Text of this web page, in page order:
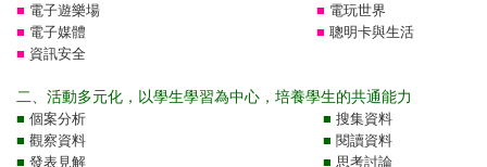
■ 電子遊樂場 ■ 電玩世界
■ 電子媒體 ■ 聰明卡與生活
■ 資訊安全
二、活動多元化，以學生學習為中心，培養學生的共通能力
■ 個案分析 ■ 搜集資料
■ 觀察資料 ■ 閱讀資料
■ 發表見解 ■ 思考討論